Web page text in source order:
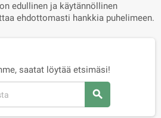
edullinen ja käytännöllinen
ehdottomasti hankkia puhelimeen.
saatat löytää etsimäsi!
search